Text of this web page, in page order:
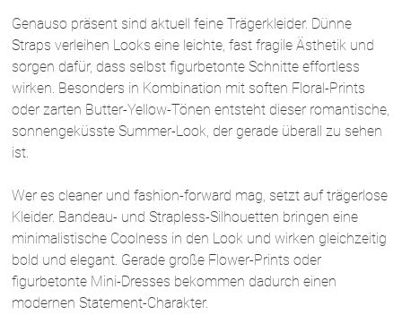
Genauso präsent sind aktuell feine Trägerkleider. Dünne
Straps verleihen Looks eine leichte, fast fragile Ästhetik und
sorgen dafür, dass selbst figurbetonte Schnitte effortless
wirken. Besonders in Kombination mit soften Floral-Prints
oder zarten Butter-Yellow-Tönen entsteht dieser romantische,
sonnengeküsste Summer-Look, der gerade überall zu sehen
ist.
Wer es cleaner und fashion-forward mag, setzt auf trägerlose
Kleider. Bandeau- und Strapless-Silhouetten bringen eine
minimalistische Coolness in den Look und wirken gleichzeitig
bold und elegant. Gerade große Flower-Prints oder
figurbetonte Mini-Dresses bekommen dadurch einen
modernen Statement-Charakter.